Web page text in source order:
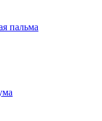
пальма